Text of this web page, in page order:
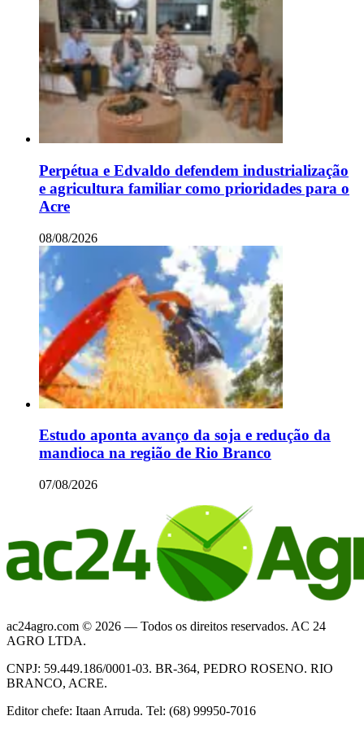
Perpétua e Edvaldo defendem industrialização
e agricultura familiar como prioridades para o
Acre
08/08/2026
Estudo aponta avanço da soja e redução da
mandioca na região de Rio Branco
07/08/2026
ac24agro.com © 2026 — Todos os direitos reservados. AC 24
AGRO LTDA.
CNPJ: 59.449.186/0001-03. BR-364, PEDRO ROSENO. RIO
BRANCO, ACRE.
Editor chefe: Itaan Arruda. Tel: (68) 99950-7016